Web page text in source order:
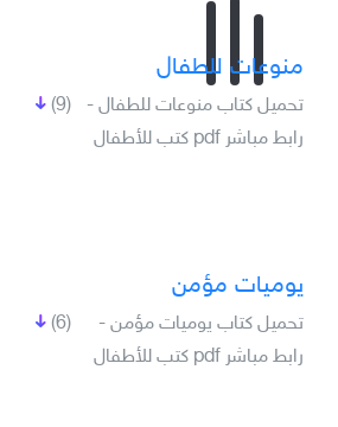
منوعات للطفال
(9)
تحميل كتاب منوعات للطفال -
رابط مباشر pdf كتب للأطفال
يوميات مؤمن
(6)
تحميل كتاب يوميات مؤمن -
رابط مباشر pdf كتب للأطفال